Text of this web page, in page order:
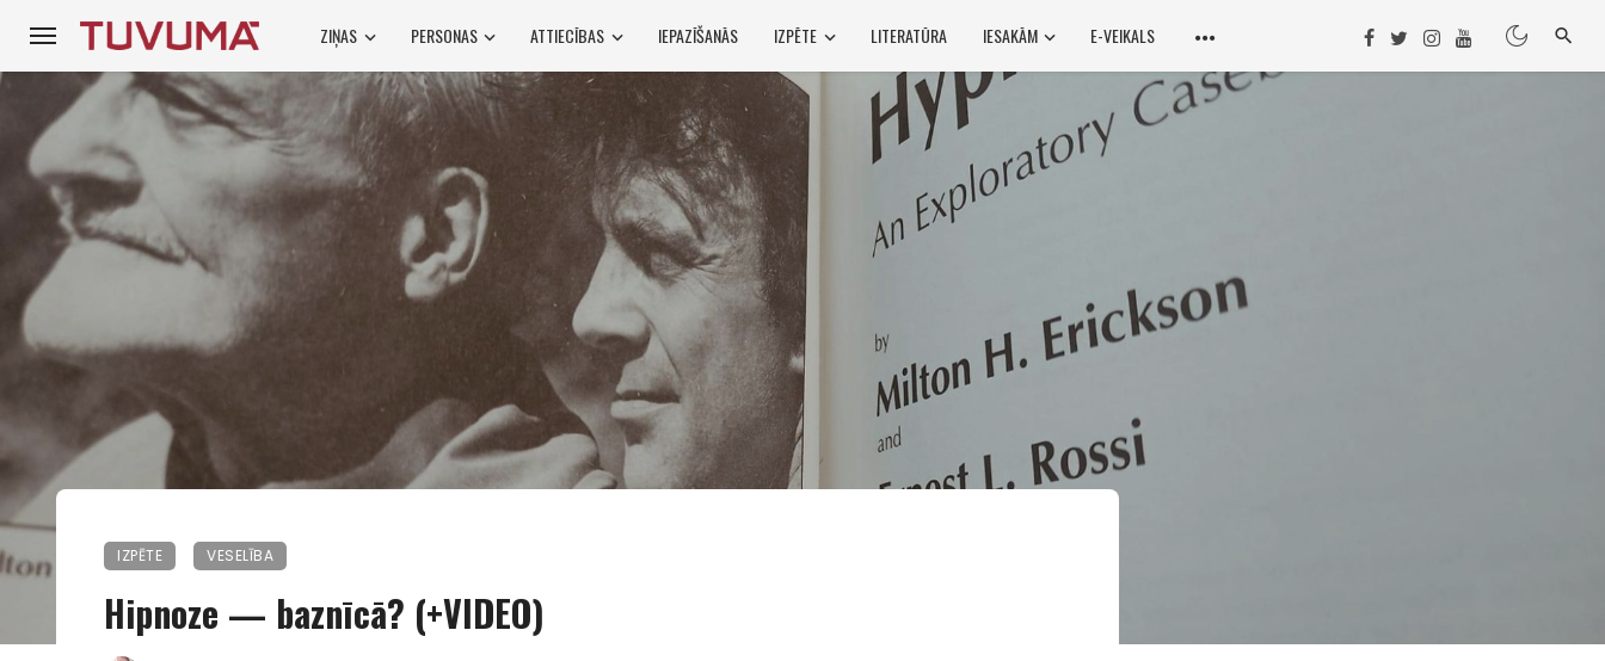
ZIŅAS PERSONAS ATTIECĪBAS IEPAZĪŠANĀS IZPĒTE LITERATŪRA IESAKĀM E-VEIKALS
IZPĒTE VESELĪBA
Hipnoze — baznīcā? (+VIDEO)